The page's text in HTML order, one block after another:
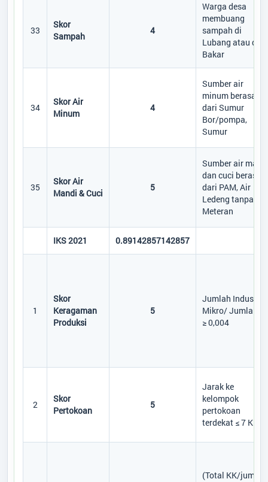
33
Skor
Sampah
4
Warga desa
membuang
sampah di
Lubang atau di
Bakar
34
Skor Air
Minum
4
Sumber air
minum berasal
dari Sumur
Bor/pompa,
Sumur
35
Skor Air
Mandi & Cuci
5
Sumber air
dan cuci berasal
dari PAM, Air
Ledeng tanpa
Meteran
IKS 2021 0.89142857142857
1
Skor
Keragaman
Produksi
5
Jumlah Industri
Mikro/ Jumlah
≥ 0,004
2
Skor
Pertokoan
5
Jarak ke
kelompok
pertokoan
terdekat ≤ 7 KM
(Total KK/jumlah